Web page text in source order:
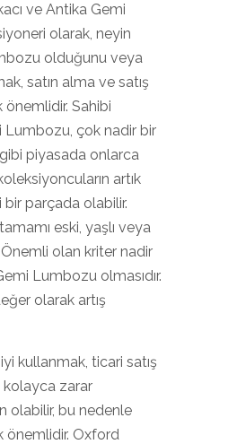
ve Antika Gemi
olarak, neyin
olduğunu veya
satın alma ve satış
Sahibi
Lumbozu, çok nadir bir
piyasada onlarca
artık
parçada olabilir.
eski, yaşlı veya
olan kriter nadir
Lumbozu olmasıdır.
olarak artış
kullanmak, ticari satış
zarar
olabilir, bu nedenle
önemlidir. Oxford